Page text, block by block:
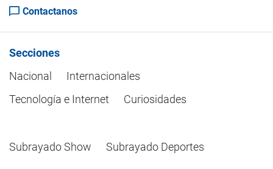
Contactanos
Secciones
Nacional
Internacionales
Tecnología e Internet
Curiosidades
Subrayado Show Subrayado Deportes